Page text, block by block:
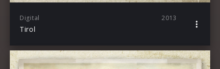
Digital 2013
Tirol